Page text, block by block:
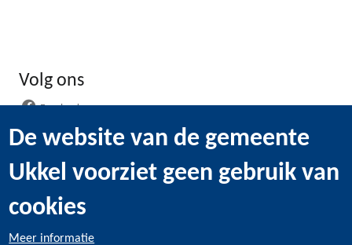
Volg ons
Facebook
Instagram
WhatsApp
De website van de gemeente
Ukkel voorziet geen gebruik van
cookies
Meer informatie